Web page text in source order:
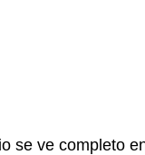
se ve completo